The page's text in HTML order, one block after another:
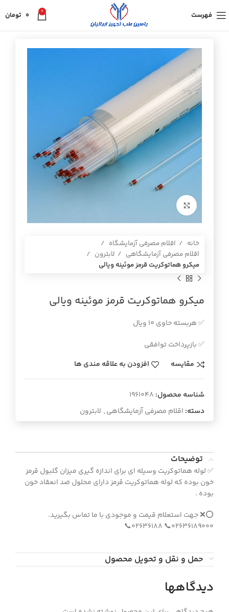
فهرست 0
0 تومان
خانه
اقلام مصرفی آزمایشگاه
اقلام مصرفی آزمایشگاهی
لابترون
ميكرو هماتوكريت قرمز موئينه ويالي
ميكرو هماتوكريت قرمز موئينه ويالي
✅ هربسته حاوي 10 ويال
✅ بازپرداخت توافقی
مقایسه
افزودن به علاقه مندی ها
شناسه محصول: 1961048
دسته: اقلام مصرفی آزمایشگاهی, لابترون
توضیحات
✅ لوله هماتوکریت وسیله ای برای اندازه گیری میزان گلبول قرمز
خون بوده که لوله هماتوکریت قرمز دارای محلول ضد انعقاد خون
بوده .
⭕❌ جهت استعلام قیمت و موجودی با ما تماس بگیرید.
۰۲۶۳۶۱۸۹۰۰۰📞 ۰۲۶۳۶۱۸۸📞
حمل و نقل و تحویل محصول
دیدگاهها